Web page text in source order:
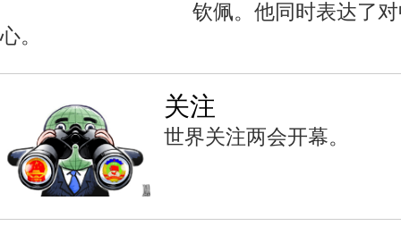
钦佩。他同时表达了
心。
关注
世界关注两会开幕。